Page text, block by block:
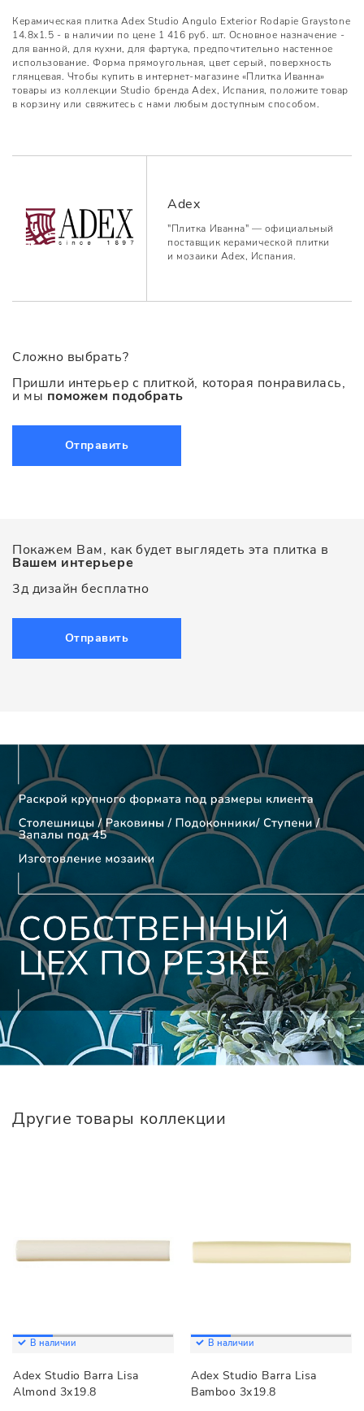
Керамическая плитка Adex Studio Angulo Exterior Rodapie Graystone
14.8x1.5 - в наличии по цене 1 416 руб. шт. Основное назначение -
для ванной, для кухни, для фартука, предпочтительно настенное
использование. Форма прямоугольная, цвет серый, поверхность
глянцевая. Чтобы купить в интернет-магазине «Плитка Иванна»
товары из коллекции Studio бренда Adex, Испания, положите товар
в корзину или свяжитесь с нами любым доступным способом.
Adex
"Плитка Иванна" — официальный
поставщик керамической плитки
и мозаики Adex, Испания.
Сложно выбрать?
Пришли интерьер с плиткой, которая понравилась,
и мы поможем подобрать
Отправить
Покажем Вам, как будет выглядеть эта плитка в
Вашем интерьере
3д дизайн бесплатно
Отправить
Другие товары коллекции
В наличии
Adex Studio Barra Lisa
Almond 3x19.8
В наличии
Adex Studio Barra Lisa
Bamboo 3x19.8